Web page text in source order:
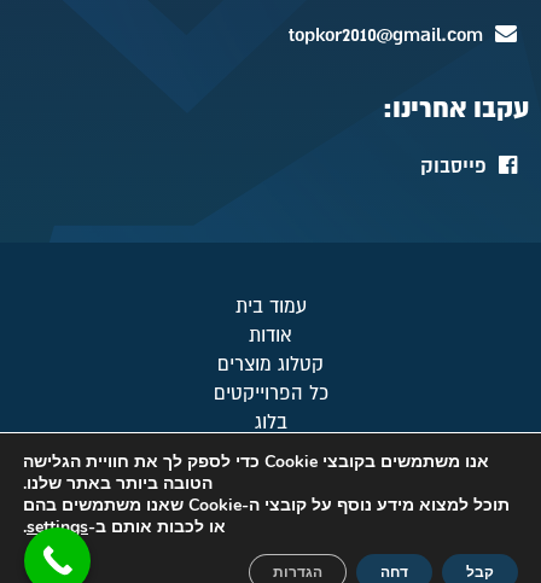
topkor2010@gmail.com
עקבו אחרינו:
פייסבוק
עמוד בית
אודות
קטלוג מוצרים
כל הפרוייקטים
בלוג
מפת אתר
מדיניות פרטיות
© כל הזכויות שמורות לטופ-קור 2019
אנו משתמשים בקובצי Cookie כדי לספק לך את חוויית הגלישה
הטובה ביותר באתר שלנו.
תוכל למצוא מידע נוסף על קובצי ה-Cookie שאנו משתמשים בהם
או לכבות אותם ב-settings
.
קבל דחה הגדרות